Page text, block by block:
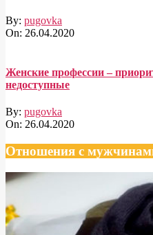
By: pugovka
On: 26.04.2020
Женские профессии –
недоступные
By: pugovka
On: 26.04.2020
Отношения с